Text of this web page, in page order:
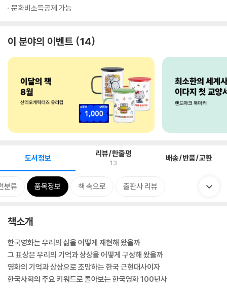
문화비소득공제 가능
이 분야의 이벤트 14
도서정보 리뷰/한줄평
13 배송/반품/교환
분류 품목정보 책 속으로 출판사 리뷰
책소개
한국영화는 우리의 삶을 어떻게 재현해 왔을까
그 표상은 우리의 기억과 상상을 어떻게 구성해 왔을까
영화의 기억과 상상으로 조망하는 한국 근현대사이자
한국사회의 주요 키워드로 돌아보는 한국영화 100년사